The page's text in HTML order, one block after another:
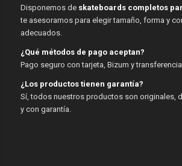
Disponemos de skateboards completos
te asesoramos para elegir tamaño, forma y
adecuados.
¿Qué métodos de pago aceptan?
Pago seguro con tarjeta, Bizum y transferencia
¿Los productos tienen garantía?
Sí, todos nuestros productos son originales,
y con garantía.